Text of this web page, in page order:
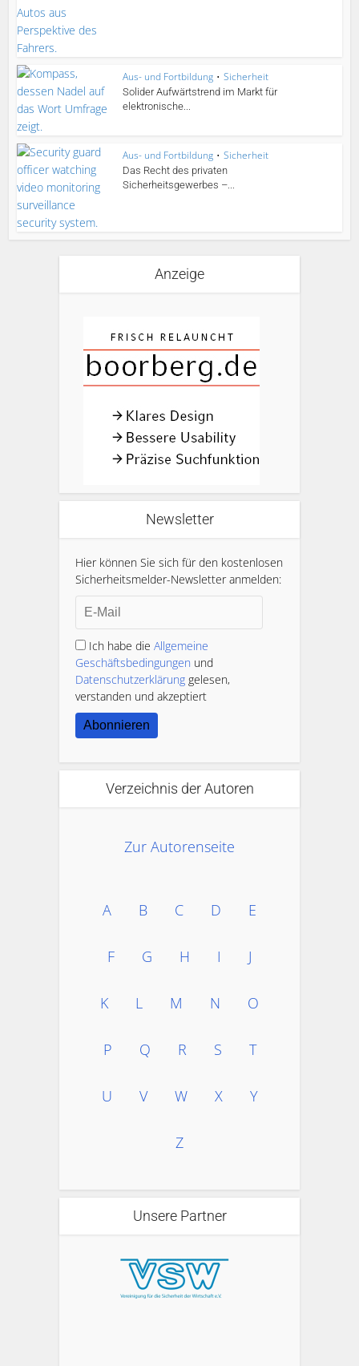
Aus- und Fortbildung • Sicherheit
Solider Aufwärtstrend im Markt für
elektronische...
Aus- und Fortbildung • Sicherheit
Das Recht des privaten
Sicherheitsgewerbes –...
Anzeige
Newsletter
Hier können Sie sich für den kostenlosen
Sicherheitsmelder-Newsletter anmelden:
Ich habe die Allgemeine
Geschäftsbedingungen und
Datenschutzerklärung gelesen,
verstanden und akzeptiert
Abonnieren
Verzeichnis der Autoren
Zur Autorenseite
A B C D E
F G H I J
K L M N O
P Q R S T
U V W X Y
Z
Unsere Partner